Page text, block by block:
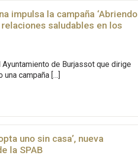
impulsa la campaña ‘Abriendo
saludables en los
de Burjassot que dirige
campaña […]
uno sin casa’, nueva
la SPAB